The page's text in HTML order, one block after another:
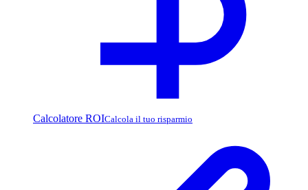
Calcolatore ROICalcola il tuo risparmio